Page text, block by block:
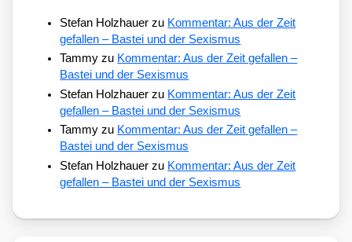
Stefan Holzhauer zu Kommentar: Aus der Zeit
gefallen – Bastei und der Sexismus
Tammy zu Kommentar: Aus der Zeit gefallen –
Bastei und der Sexismus
Stefan Holzhauer zu Kommentar: Aus der Zeit
gefallen – Bastei und der Sexismus
Tammy zu Kommentar: Aus der Zeit gefallen –
Bastei und der Sexismus
Stefan Holzhauer zu Kommentar: Aus der Zeit
gefallen – Bastei und der Sexismus